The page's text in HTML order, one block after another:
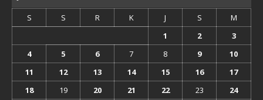
S S R K J S
M
1
2
3
4
5 6 7 8 9
10
11
12 13 14 15 16
17
18
19 20 21 22 23 24